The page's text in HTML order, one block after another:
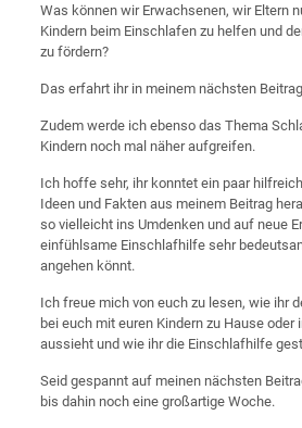
Was können wir Erwachsenen, wir Eltern
Kindern beim Einschlafen zu helfen und
zu fördern?
Das erfahrt ihr in meinem nächsten
Zudem werde ich ebenso das Thema
Kindern noch mal näher aufgreifen.
Ich hoffe sehr, ihr konntet ein paar
Ideen und Fakten aus meinem Beitrag
so vielleicht ins Umdenken und auf neue
einfühlsame Einschlafhilfe sehr
angehen könnt.
Ich freue mich von euch zu lesen, wie ihr
bei euch mit euren Kindern zu Hause oder
aussieht und wie ihr die Einschlafhilfe
Seid gespannt auf meinen nächsten
bis dahin noch eine großartige Woche.